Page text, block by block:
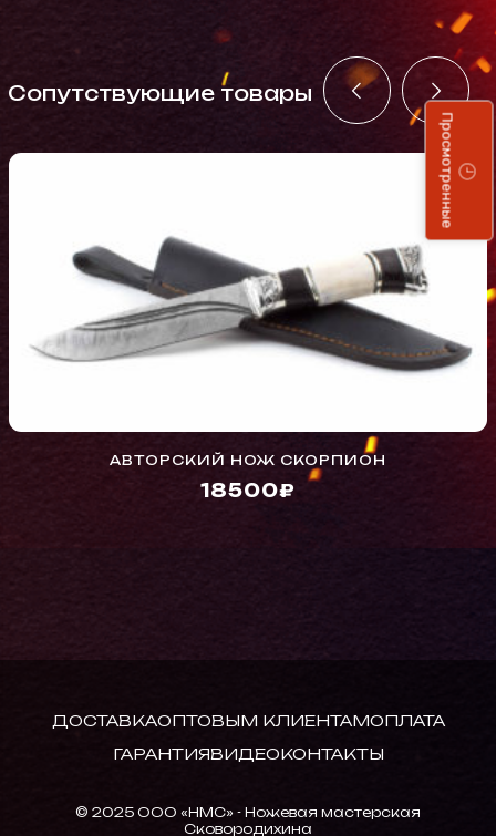
Cопутствующие товары
АВТОРСКИЙ НОЖ СКОРПИОН
18500₽
ДОСТАВКАОПТОВЫМ КЛИЕНТАМОПЛАТА
ГАРАНТИЯВИДЕОКОНТАКТЫ
© 2025 ООО «НМС» - Ножевая мастерская
Сковородихина
Просмотренные